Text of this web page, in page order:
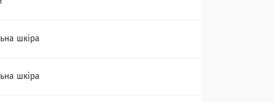
шкіра
шкіра